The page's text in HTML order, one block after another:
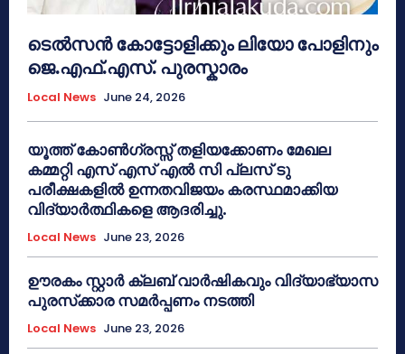
ടെൽസൻ കോട്ടോളിക്കും ലിയോ പോളിനും
ജെ.എഫ്.എസ്. പുരസ്കാരം
Local News June 24, 2026
യൂത്ത് കോൺഗ്രസ്സ് തളിയക്കോണം മേഖല
കമ്മറ്റി എസ് എസ് എൽ സി പ്ലസ് ടു
പരീക്ഷകളിൽ ഉന്നതവിജയം കരസ്ഥമാക്കിയ
വിദ്യാർത്ഥികളെ ആദരിച്ചു.
Local News June 23, 2026
ഊരകം സ്റ്റാർ ക്ലബ് വാർഷികവും വിദ്യാഭ്യാസ
പുരസ്‌ക്കാര സമർപ്പണം നടത്തി
Local News June 23, 2026